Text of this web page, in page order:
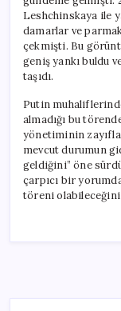
Leshchinskaya ile
damarlar ve
çekmişti. Bu
geniş yankı buldu
taşıdı.
Putin
almadığı bu
yönetiminin
mevcut durumun
geldiğini” öne
çarpıcı bir
töreni